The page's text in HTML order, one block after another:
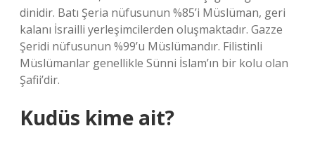
dinidir. Batı Şeria nüfusunun %85’i Müslüman, geri
kalanı İsrailli yerleşimcilerden oluşmaktadır. Gazze
Şeridi nüfusunun %99’u Müslümandır. Filistinli
Müslümanlar genellikle Sünni İslam’ın bir kolu olan
Şafii’dir.
Kudüs kime ait?